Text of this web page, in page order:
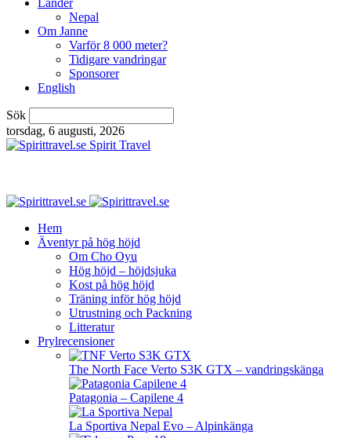
Länder
Nepal
Om Janne
Varför 8 000 meter?
Tidigare vandringar
Sponsorer
English
Sök
torsdag, 6 augusti, 2026
Spirit Travel
Hem
Äventyr på hög höjd
Om Cho Oyu
Hög höjd – höjdsjuka
Kost på hög höjd
Träning inför hög höjd
Utrustning och Packning
Litteratur
Prylrecensioner
The North Face Verto S3K GTX – vandringskänga
Patagonia – Capilene 4
La Sportiva Nepal Evo – Alpinkänga